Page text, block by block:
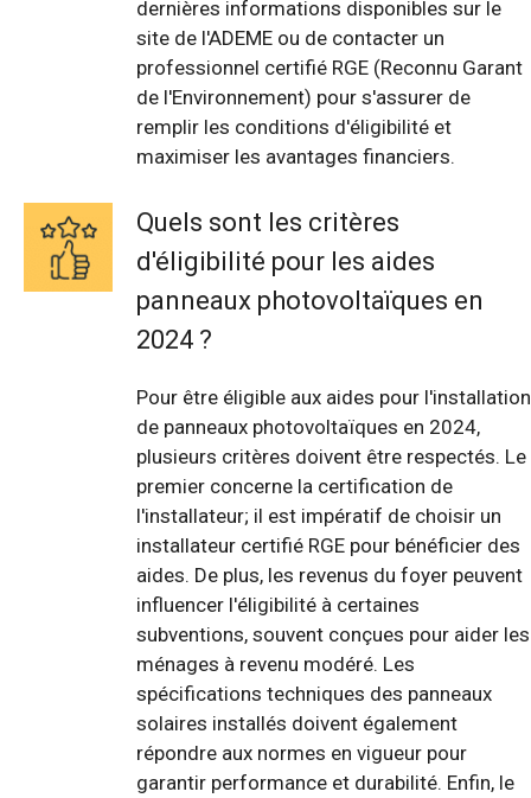
dernières informations disponibles sur le
site de l'ADEME ou de contacter un
professionnel certifié RGE (Reconnu Garant
de l'Environnement) pour s'assurer de
remplir les conditions d'éligibilité et
maximiser les avantages financiers.
Quels sont les critères
d'éligibilité pour les aides
panneaux photovoltaïques en
2024 ?
Pour être éligible aux aides pour l'installation
de panneaux photovoltaïques en 2024,
plusieurs critères doivent être respectés. Le
premier concerne la certification de
l'installateur; il est impératif de choisir un
installateur certifié RGE pour bénéficier des
aides. De plus, les revenus du foyer peuvent
influencer l'éligibilité à certaines
subventions, souvent conçues pour aider les
ménages à revenu modéré. Les
spécifications techniques des panneaux
solaires installés doivent également
répondre aux normes en vigueur pour
garantir performance et durabilité. Enfin, le